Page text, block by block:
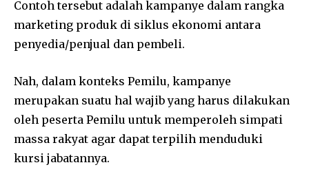
Contoh tersebut adalah kampanye dalam rangka
marketing produk di siklus ekonomi antara
penyedia/penjual dan pembeli.
Nah, dalam konteks Pemilu, kampanye
merupakan suatu hal wajib yang harus dilakukan
oleh peserta Pemilu untuk memperoleh simpati
massa rakyat agar dapat terpilih menduduki
kursi jabatannya.